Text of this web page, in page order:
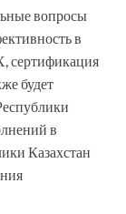
вопросы
в
сертификация
будет
в
Казахстан